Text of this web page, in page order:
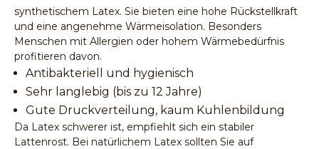
synthetischem Latex. Sie bieten eine hohe Rückstellkraft
und eine angenehme Wärmeisolation. Besonders
Menschen mit Allergien oder hohem Wärmebedürfnis
profitieren davon.
Antibakteriell und hygienisch
Sehr langlebig (bis zu 12 Jahre)
Gute Druckverteilung, kaum Kuhlenbildung
Da Latex schwerer ist, empfiehlt sich ein stabiler
Lattenrost. Bei natürlichem Latex sollten Sie auf